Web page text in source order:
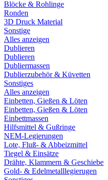
Blöcke & Rohlinge
Ronden
3D Druck Material
Sonstige
Alles anzeigen
Dublieren
Dublieren
Dubliermassen
Dublierzubehör & Küvetten
Sonstiges
Alles anzeigen
Einbetten, Gießen & Löten
Einbetten, Gießen & Löten
Einbettmassen
Hilfsmittel & Gußringe
NEM-Legierungen
Lote, Fluß- & Abbeizmittel
Tiegel & Einsätze
Drähte, Klammern & Geschiebe
Gold- & Edelmetalllegierugen